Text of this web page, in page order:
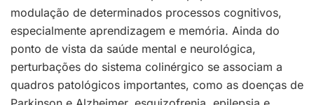
modulação de determinados processos cognitivos,
especialmente aprendizagem e memória. Ainda do
ponto de vista da saúde mental e neurológica,
perturbações do sistema colinérgico se associam a
quadros patológicos importantes, como as doenças de